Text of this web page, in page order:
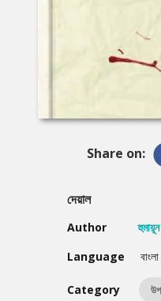
Share on:
দেয়াল
Author
Language
বাংলা
Category